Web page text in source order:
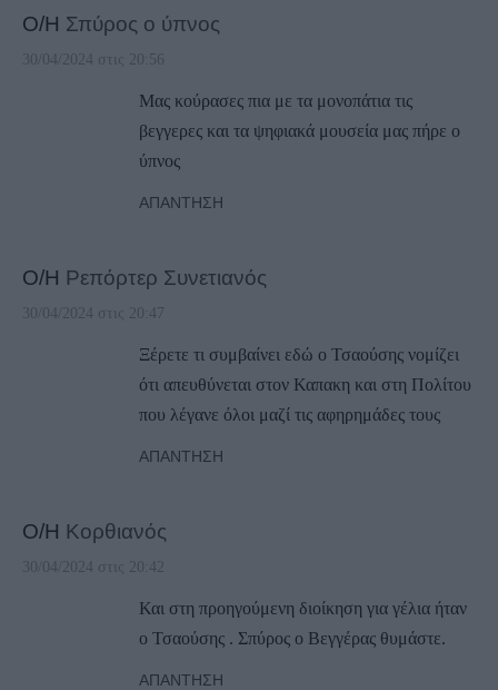
Ο/Η Σπύρος ο ύπνος
30/04/2024 στις 20:56
Μας κούρασες πια με τα μονοπάτια τις
βεγγερες και τα ψηφιακά μουσεία μας πήρε ο
ύπνος
ΑΠΆΝΤΗΣΗ
Ο/Η Ρεπόρτερ Συνετιανός
30/04/2024 στις 20:47
Ξέρετε τι συμβαίνει εδώ ο Τσαούσης νομίζει
ότι απευθύνεται στον Καπακη και στη Πολίτου
που λέγανε όλοι μαζί τις αφηρημάδες τους
ΑΠΆΝΤΗΣΗ
Ο/Η Κορθιανός
30/04/2024 στις 20:42
Και στη προηγούμενη διοίκηση για γέλια ήταν
ο Τσαούσης . Σπύρος ο Βεγγέρας θυμάστε.
ΑΠΆΝΤΗΣΗ